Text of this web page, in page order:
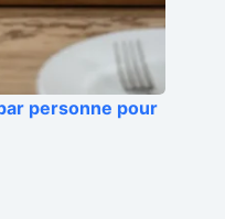
personne pour